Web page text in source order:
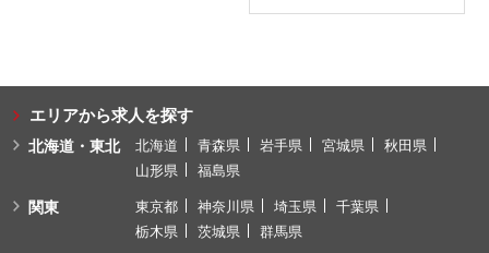
エリアから求人を探す
北海道・東北 北海道 青森県 岩手県 宮城県
秋田県
山形県
福島県
関東 東京都 神奈川県 埼玉県
千葉県
栃木県
茨城県 群馬県